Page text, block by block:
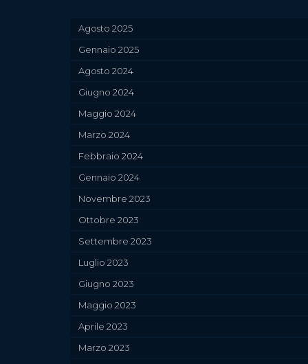
Agosto 2025
Gennaio 2025
Agosto 2024
Giugno 2024
Maggio 2024
Marzo 2024
Febbraio 2024
Gennaio 2024
Novembre 2023
Ottobre 2023
Settembre 2023
Luglio 2023
Giugno 2023
Maggio 2023
Aprile 2023
Marzo 2023